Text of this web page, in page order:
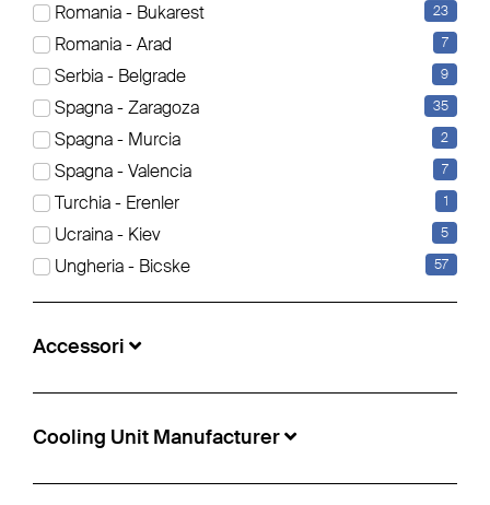
Romania - Bukarest 23
Romania - Arad 7
Serbia - Belgrade 9
Spagna - Zaragoza 35
Spagna - Murcia 2
Spagna - Valencia 7
Turchia - Erenler 1
Ucraina - Kiev 5
Ungheria - Bicske 57
Accessori
Cooling Unit Manufacturer
Schmitz Cargobull - con cassone acciaio
arrotondato Ribaltabile
€ 24.500
Nr. di riferimento:
5498850
Sede:
Anno di fabbricazione:
Produttore asse:Schmitz Cargobull